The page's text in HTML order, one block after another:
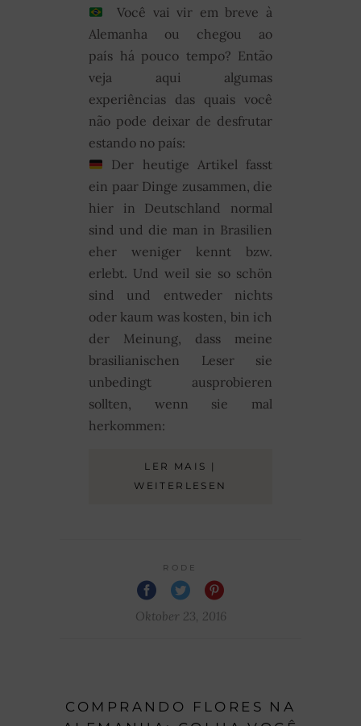
Você vai vir em breve à
Alemanha ou chegou ao
país há pouco tempo? Então
veja aqui algumas
experiências das quais você
não pode deixar de desfrutar
estando no país:
Der heutige Artikel fasst
ein paar Dinge zusammen, die
hier in Deutschland normal
sind und die man in Brasilien
eher weniger kennt bzw.
erlebt. Und weil sie so schön
sind und entweder nichts
oder kaum was kosten, bin ich
der Meinung, dass meine
brasilianischen Leser sie
unbedingt ausprobieren
sollten, wenn sie mal
herkommen:
LER MAIS |
WEITERLESEN
RODE
Oktober 23, 2016
COMPRANDO FLORES NA